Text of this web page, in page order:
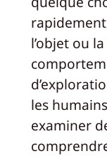
l’objet ou
les
examiner